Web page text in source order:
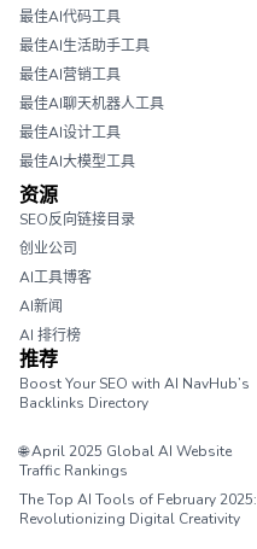
最佳AI代码工具
最佳AI生活助手工具
最佳AI营销工具
最佳AI聊天机器人工具
最佳AI设计工具
最佳AI大模型工具
资源
SEO反向链接目录
创业公司
AI工具博客
AI新闻
AI 排行榜
推荐
Boost Your SEO with AI NavHub’s
Backlinks Directory
🌐 April 2025 Global AI Website
Traffic Rankings
The Top AI Tools of February 2025:
Revolutionizing Digital Creativity